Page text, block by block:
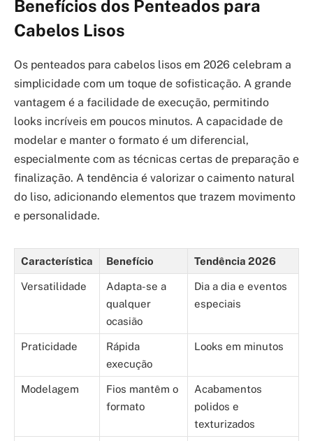
Benefícios dos Penteados para
Cabelos Lisos
Os penteados para cabelos lisos em 2026 celebram a
simplicidade com um toque de sofisticação. A grande
vantagem é a facilidade de execução, permitindo
looks incríveis em poucos minutos. A capacidade de
modelar e manter o formato é um diferencial,
especialmente com as técnicas certas de preparação e
finalização. A tendência é valorizar o caimento natural
do liso, adicionando elementos que trazem movimento
e personalidade.
Característica Benefício Tendência 2026
Versatilidade
Adapta-se a
qualquer
ocasião
Dia a dia e eventos
especiais
Praticidade
Rápida
execução
Looks em minutos
Modelagem
Fios mantêm o
formato
Acabamentos
polidos e
texturizados